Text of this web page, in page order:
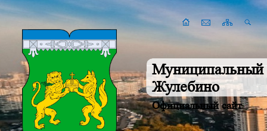
Муниципальный
Жулебино
Официальный сайт